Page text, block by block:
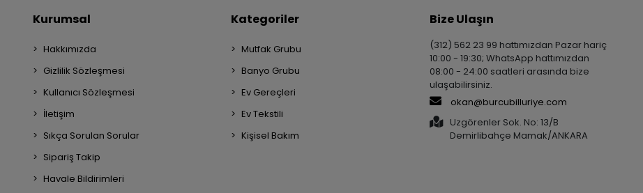
Kurumsal
Hakkımızda
Gizlilik Sözleşmesi
Kullanıcı Sözleşmesi
İletişim
Sıkça Sorulan Sorular
Sipariş Takip
Havale Bildirimleri
Kategoriler
Mutfak Grubu
Banyo Grubu
Ev Gereçleri
Ev Tekstili
Kişisel Bakım
Bize Ulaşın
(312) 562 23 99 hattımızdan Pazar hariç
10:00 - 19:30; WhatsApp hattımızdan
08:00 - 24:00 saatleri arasında bize
ulaşabilirsiniz.
okan@burcubilluriye.com
Uzgörenler Sok. No: 13/B
Demirlibahçe Mamak/ANKARA